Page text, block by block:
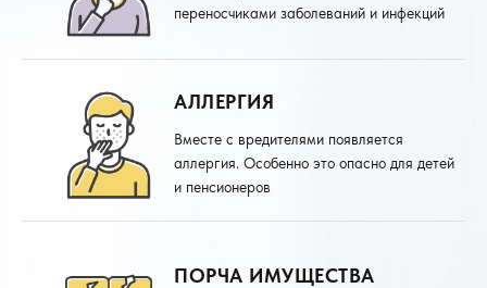
переносчиками заболеваний и инфекций
АЛЛЕРГИЯ
Вместе с вредителями появляется
аллергия. Особенно это опасно для детей
и пенсионеров
ПОРЧА ИМУЩЕСТВА